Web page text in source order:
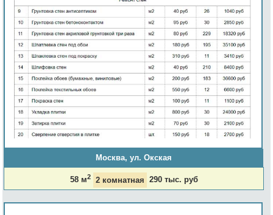
Москва, ул. Окская
58 м2 2 комнатная 290 тыс. руб